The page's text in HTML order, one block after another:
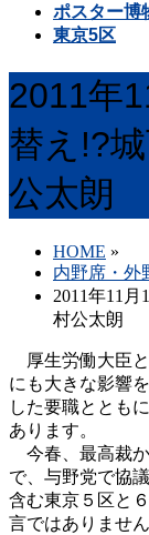
ポスター博
東京5区
2011年
替え!?
公太朗
HOME »
内野席・外
2011年11
村公太朗
厚生労働大臣
にも大きな影響
した要職ととも
あります。
今春、最高裁か
で、与野党で協
含む東京５区と
言ではありません